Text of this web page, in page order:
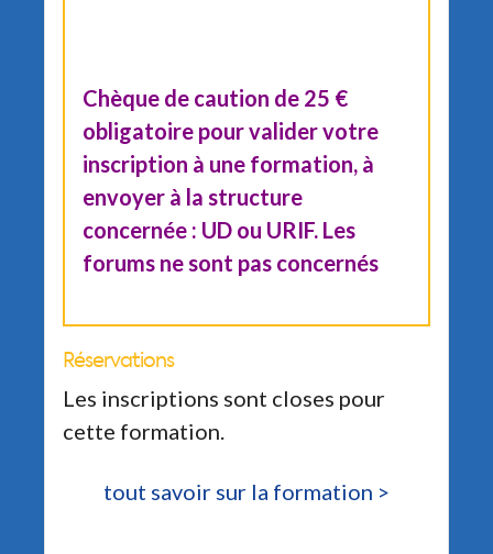
Chèque de caution de 25 €
obligatoire pour valider votre
inscription à une formation, à
envoyer à la structure
concernée : UD ou URIF. Les
forums ne sont pas concernés
Réservations
Les inscriptions sont closes pour
cette formation.
tout savoir sur la formation >